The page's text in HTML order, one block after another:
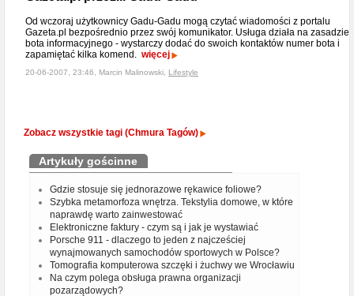
Od wczoraj użytkownicy Gadu-Gadu mogą czytać wiadomości z portalu
Gazeta.pl bezpośrednio przez swój komunikator. Usługa działa na zasadzie
bota informacyjnego - wystarczy dodać do swoich kontaktów numer bota i
zapamiętać kilka komend. więcej
20-06-2007, 23:46, Marcin Malinowski, Lifestyle
Zobacz wszystkie tagi (Chmura Tagów)
Artykuły gościnne
Gdzie stosuje się jednorazowe rękawice foliowe?
Szybka metamorfoza wnętrza. Tekstylia domowe, w które
naprawdę warto zainwestować
Elektroniczne faktury - czym są i jak je wystawiać
Porsche 911 - dlaczego to jeden z najcześciej
wynajmowanych samochodów sportowych w Polsce?
Tomografia komputerowa szczęki i żuchwy we Wrocławiu
Na czym polega obsługa prawna organizacji
pozarządowych?